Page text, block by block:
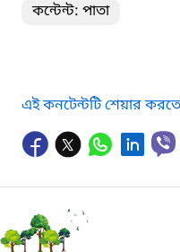
কন্টেন্ট: পাতা
এই কনটেন্টটি শেয়ার